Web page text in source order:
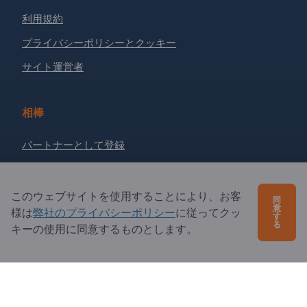
利用規約
プライバシーポリシーとクッキー
サイト運営者
相棒
パートナーとして登録
ご質問は？
このウェブサイトを使用することにより、お客
様は弊社のプライバシーポリシーに従ってクッ
キーの使用に同意するものとします。
同
意
す
る